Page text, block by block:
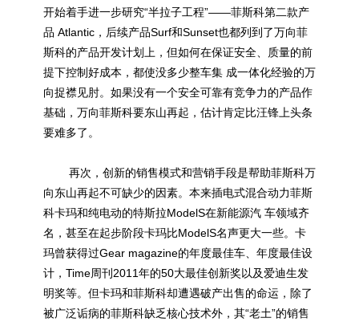
开始着手进一步研究“半拉子工程”——菲斯科第二款产
品 Atlantic，后续产品Surf和Sunset也都列到了万向菲
斯科的产品开发计划上，但如何在保证安全、质量的前
提下控制好成本，都使没多少整车集 成一体化经验的万
向捉襟见肘。如果没有一个安全可靠有竞争力的产品作
基础，万向菲斯科要东山再起，估计肯定比汪锋上头条
要难多了。
再次，创新的销售模式和营销手段是帮助菲斯科万
向东山再起不可缺少的因素。本来插电式混合动力菲斯
科卡玛和纯电动的特斯拉ModelS在新能源汽 车领域齐
名，甚至在起步阶段卡玛比ModelS名声更大一些。卡
玛曾获得过Gear magazine的年度最佳车、年度最佳设
计，Time周刊2011年的50大最佳创新奖以及爱迪生发
明奖等。但卡玛和菲斯科却遭遇破产出售的命运，除了
被广泛诟病的菲斯科缺乏核心技术外，其“老土”的销售